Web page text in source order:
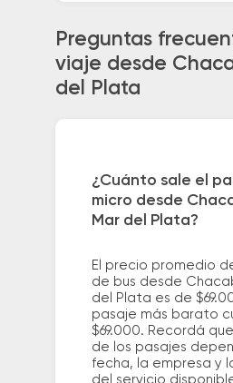
Preguntas
viaje desde
del Plata
¿Cuánto sale el
micro desde
Mar del Plata?
El precio promedio
de bus desde
del Plata es de
pasaje más barato
$69.000. Recordá
de los pasajes
fecha, la empresa y
del servicio